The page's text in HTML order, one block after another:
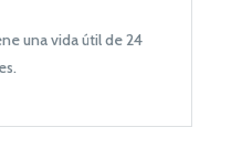
una vida útil de 24